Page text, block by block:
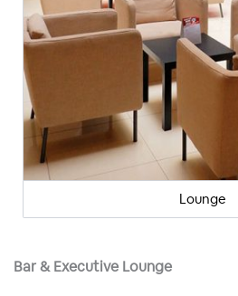
Lounge
Bar & Executive Lounge